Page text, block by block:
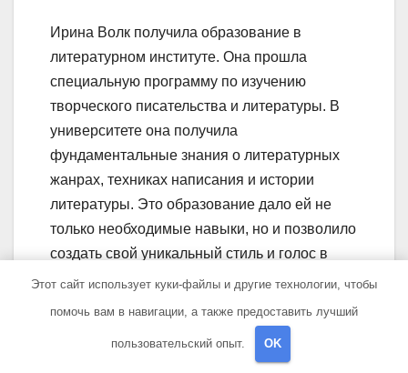
Ирина Волк получила образование в
литературном институте. Она прошла
специальную программу по изучению
творческого писательства и литературы. В
университете она получила
фундаментальные знания о литературных
жанрах, техниках написания и истории
литературы. Это образование дало ей не
только необходимые навыки, но и позволило
создать свой уникальный стиль и голос в
литературе.
Какие именно
достижения имеет Ирина
Этот сайт использует куки-файлы и другие технологии, чтобы
помочь вам в навигации, а также предоставить лучший
пользовательский опыт. OK